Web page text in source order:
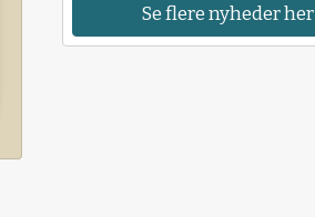
Se flere nyheder her